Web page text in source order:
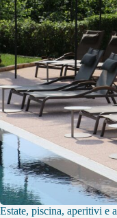
Estate, piscina, aperitivi e